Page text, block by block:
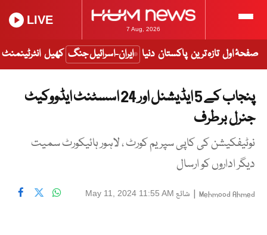
7 Aug, 2026
LIVE
صفحۂ اول تازہ ترین پاکستان دنیا ایران-اسرائیل جنگ کھیل انٹرٹینمنٹ
پنجاب کے 5 ایڈیشنل اور 24 اسسٹنٹ ایڈووکیٹ
جنرل برطرف
نوٹیفکیشن کی کاپی سپریم کورٹ ، لاہور ہائیکورٹ سمیت
دیگر اداروں کو ارسال
Mehmood Ahmed
| شائع May 11, 2024 11:55 AM